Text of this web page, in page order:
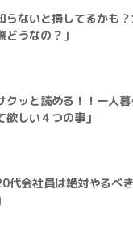
らないと損してるかも
どうなの？」
クッと読める！！一人
欲しい４つの事」
代会社員は絶対やるべ